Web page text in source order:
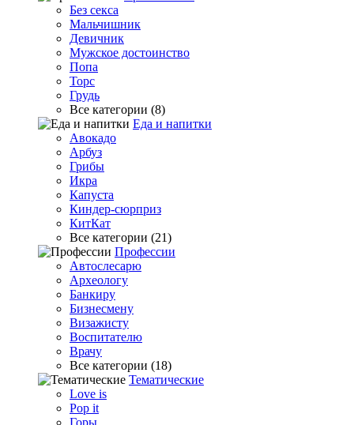
Без секса
Мальчишник
Девичник
Мужское достоинство
Попа
Торс
Грудь
Все категории (8)
Еда и напитки
Авокадо
Арбуз
Грибы
Икра
Капуста
Киндер-сюрприз
КитКат
Все категории (21)
Профессии
Автослесарю
Археологу
Банкиру
Бизнесмену
Визажисту
Воспитателю
Врачу
Все категории (18)
Тематические
Love is
Pop it
Горы